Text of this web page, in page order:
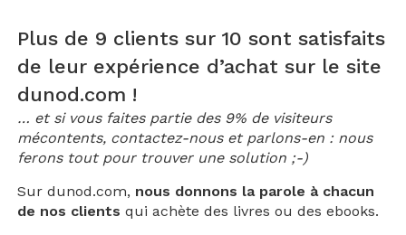
Plus de 9 clients sur 10 sont satisfaits
de leur expérience d’achat sur le site
dunod.com !
… et si vous faites partie des 9% de visiteurs
mécontents, contactez-nous et parlons-en : nous
ferons tout pour trouver une solution ;-)
Sur dunod.com, nous donnons la parole à chacun
de nos clients qui achète des livres ou des ebooks.